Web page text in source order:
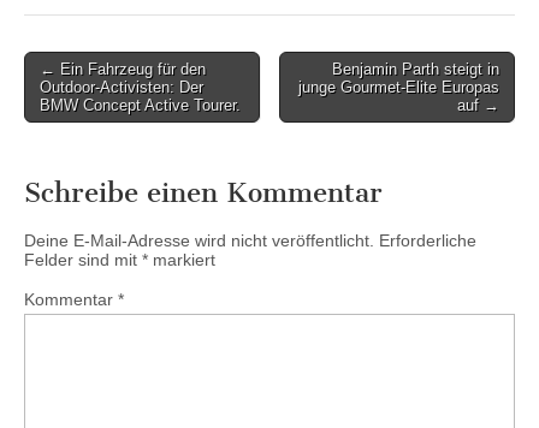
Post
navigation
← Ein Fahrzeug für den
Outdoor-Activisten: Der
BMW Concept Active Tourer.
Benjamin Parth steigt in
junge Gourmet-Elite Europas
auf →
Schreibe einen Kommentar
Deine E-Mail-Adresse wird nicht veröffentlicht. Erforderliche
Felder sind mit * markiert
Kommentar *